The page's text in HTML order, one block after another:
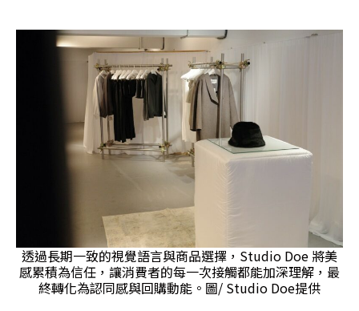
透過長期一致的視覺語言與商品選擇，Studio Doe 將美
感累積為信任，讓消費者的每一次接觸都能加深理解，最
終轉化為認同感與回購動能。圖/ Studio Doe提供